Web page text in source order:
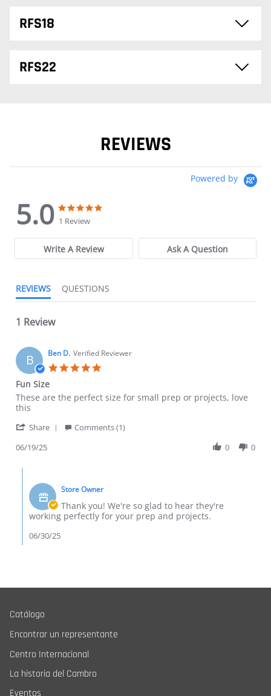
RFS18
RFS22
REVIEWS
Powered by
5.0
5.0 star rating
1 Review
Write A Review Ask A Question
REVIEWS QUESTIONS
1 Review
B Ben D. Verified Reviewer
Fun Size
Review by Ben D. on 19 Jun 2025
review stating Fun Size
These are the perfect size for small prep or projects, love
this
Share ' Share Review by Ben D. on 19 Jun 2025
Comments (1)
06/19/25
0 0
Store Owner
Thank you! We're so glad to hear they're
working perfectly for your prep and projects.
06/30/25
Catálogo
Encontrar un representante
Centro Internacional
La historia del Cambro
Eventos